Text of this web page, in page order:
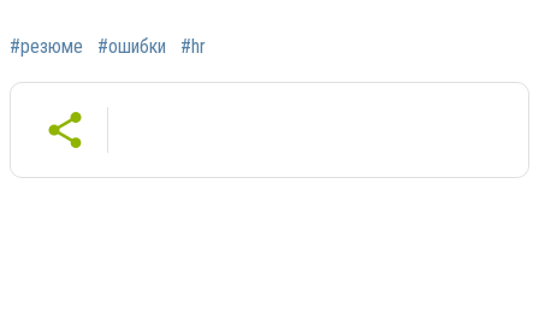
#резюме #ошибки #hr